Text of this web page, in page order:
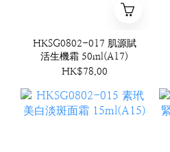
HKSG0802-017 肌源賦
活生機霜 50ml(A17)
HK$78.00